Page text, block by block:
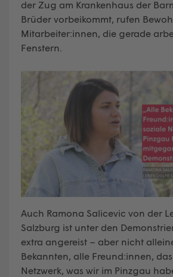
der Zug am Krankenhaus der
Brüder vorbeikommt, rufen
Mitarbeiter:innen, die gerade
Fenstern.
Auch Ramona Salicevic von der
Salzburg ist unter den
extra angereist – aber nicht
Bekannten, alle Freund:innen,
Netzwerk, was wir im Pinzgau